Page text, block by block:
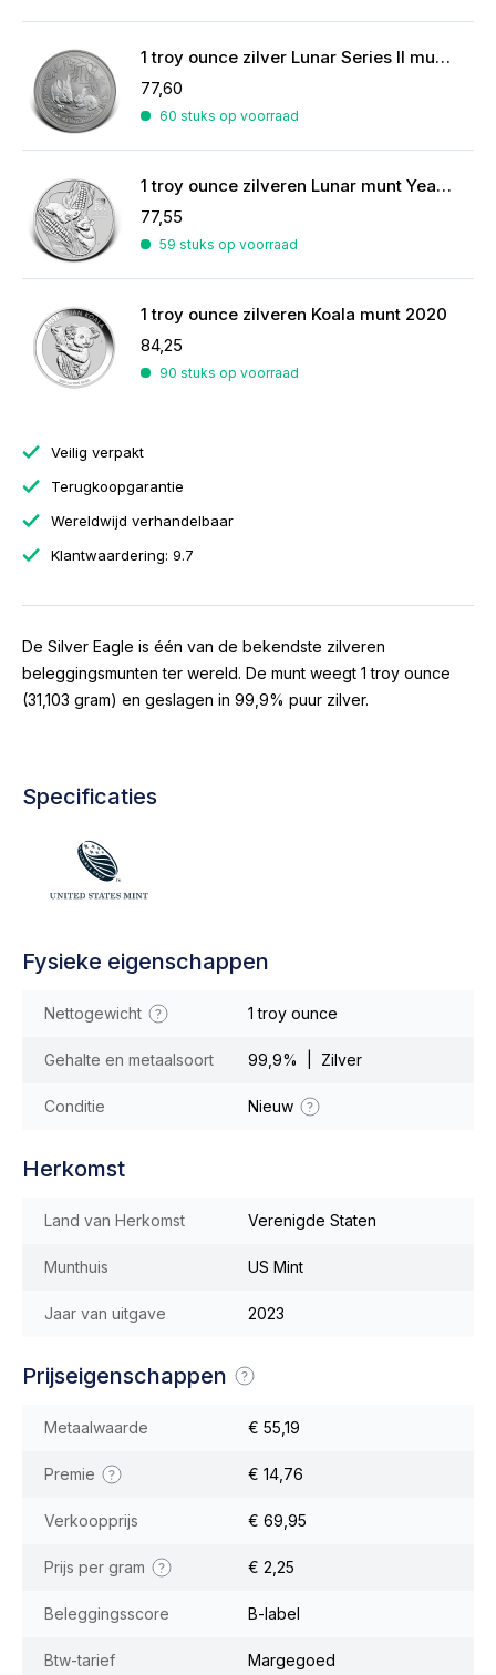
1 troy ounce zilver Lunar Series II munt Year of the Rabbit 2011
77,60
60 stuks op voorraad
1 troy ounce zilveren Lunar munt Year of the Mouse 2020
77,55
59 stuks op voorraad
1 troy ounce zilveren Koala munt 2020
84,25
90 stuks op voorraad
Veilig verpakt
Terugkoopgarantie
Wereldwijd verhandelbaar
Klantwaardering: 9.7
De Silver Eagle is één van de bekendste zilveren
beleggingsmunten ter wereld. De munt weegt 1 troy ounce
(31,103 gram) en geslagen in 99,9% puur zilver.
Specificaties
Fysieke eigenschappen
Nettogewicht 1 troy ounce
Gehalte en metaalsoort 99,9% | Zilver
Conditie Nieuw
Herkomst
Land van Herkomst Verenigde Staten
Munthuis US Mint
Jaar van uitgave 2023
Prijseigenschappen
Metaalwaarde € 55,19
Premie € 14,76
Verkoopprijs € 69,95
Prijs per gram € 2,25
Beleggingsscore B-label
Btw-tarief Margegoed